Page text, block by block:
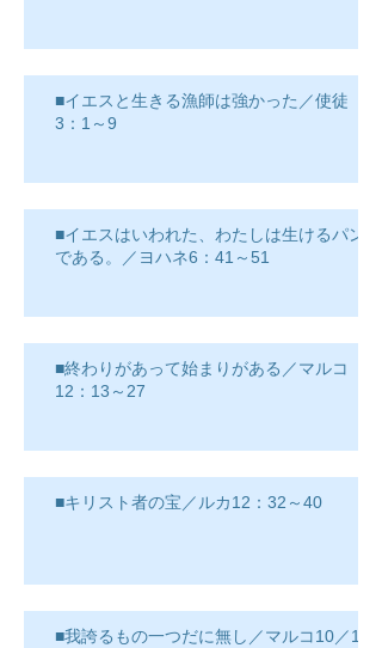
■イエスと生きる漁師は強かった／使徒
3：1～9
■イエスはいわれた、わたしは生けるパン
である。／ヨハネ6：41～51
■終わりがあって始まりがある／マルコ
12：13～27
■キリスト者の宝／ルカ12：32～40
■我誇るもの一つだに無し／マルコ10／17